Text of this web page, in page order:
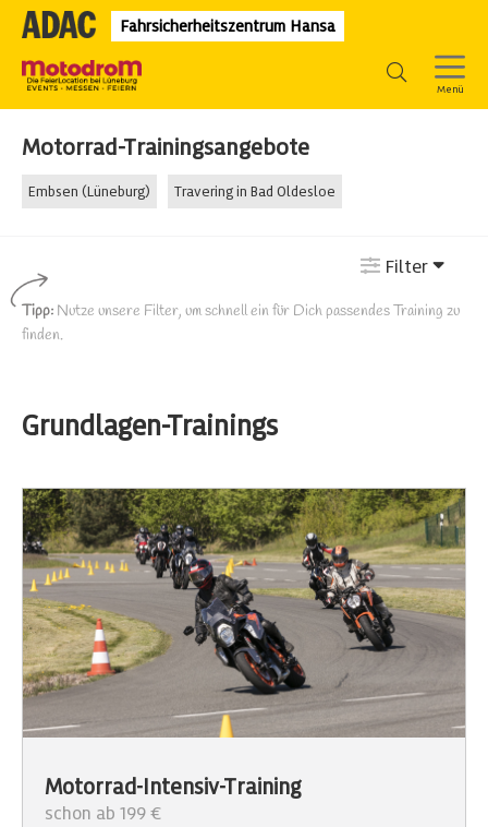
Fahrsicherheitszentrum Hansa
Motorrad-Trainingsangebote
Embsen (Lüneburg) Travering in Bad Oldesloe
Filter
Tipp: Nutze unsere Filter, um schnell ein für Dich passendes Training zu
finden.
Grundlagen-Trainings
Motorrad-Intensiv-Training
schon ab 199 €